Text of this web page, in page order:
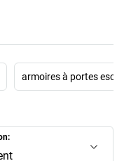
armoires à portes